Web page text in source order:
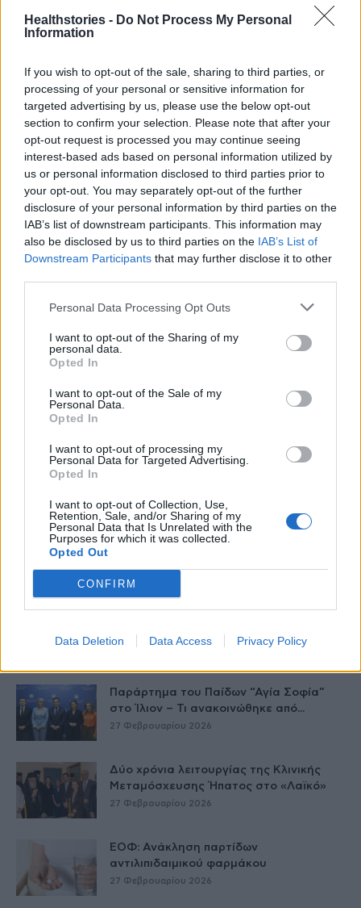
Healthstories - Do Not Process My Personal
Information
If you wish to opt-out of the sale, sharing to third parties, or
processing of your personal or sensitive information for
targeted advertising by us, please use the below opt-out
section to confirm your selection. Please note that after your
opt-out request is processed you may continue seeing
interest-based ads based on personal information utilized by
us or personal information disclosed to third parties prior to
your opt-out. You may separately opt-out of the further
disclosure of your personal information by third parties on the
IAB’s list of downstream participants. This information may
also be disclosed by us to third parties on the IAB’s List of
Downstream Participants that may further disclose it to other
Personal Data Processing Opt Outs
I want to opt-out of the Sharing of my
personal data.
Opted In
I want to opt-out of the Sale of my
Personal Data.
Opted In
I want to opt-out of processing my
Personal Data for Targeted Advertising.
Opted In
I want to opt-out of Collection, Use,
Retention, Sale, and/or Sharing of my
Personal Data that Is Unrelated with the
Purposes for which it was collected.
Opted Out
CONFIRM
Data Deletion Data Access Privacy Policy
Ο διαβήτης τύπου 2 αλλάζει τη δομή της
14ος Ημιμαραθώνιος Αθήνας: Ημερομηνία,
εγγραφές και όλες οι διαδρομές της
διοργάνωσης
TAGS Σακχαρώδης διαβήτης
Δείτε Ακόμη
Γεωργιάδης: Πολλαπλά οφέλη από τη
τομέα
Παράρτημα του Παίδων “Αγία Σοφία”
στο Ίλιον – Τι ανακοινώθηκε από...
27 Φεβρουαρίου 2026
Δύο χρόνια λειτουργίας της Κλινικής
Μεταμόσχευσης Ήπατος στο «Λαϊκό»
27 Φεβρουαρίου 2026
ΕΟΦ: Ανάκληση παρτίδων
αντιλιπιδαιμικού φαρμάκου
27 Φεβρουαρίου 2026